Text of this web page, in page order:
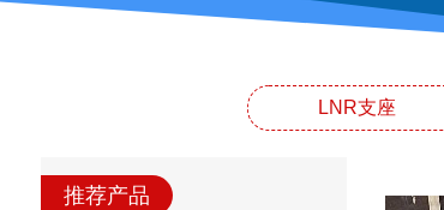
LNR支座
推荐产品